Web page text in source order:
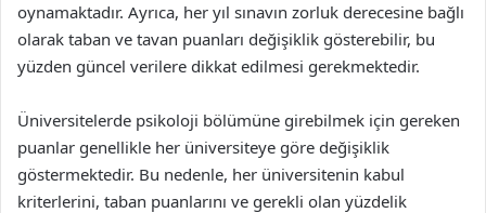
oynamaktadır. Ayrıca, her yıl sınavın zorluk derecesine bağlı
olarak taban ve tavan puanları değişiklik gösterebilir, bu
yüzden güncel verilere dikkat edilmesi gerekmektedir.
Üniversitelerde psikoloji bölümüne girebilmek için gereken
puanlar genellikle her üniversiteye göre değişiklik
göstermektedir. Bu nedenle, her üniversitenin kabul
kriterlerini, taban puanlarını ve gerekli olan yüzdelik